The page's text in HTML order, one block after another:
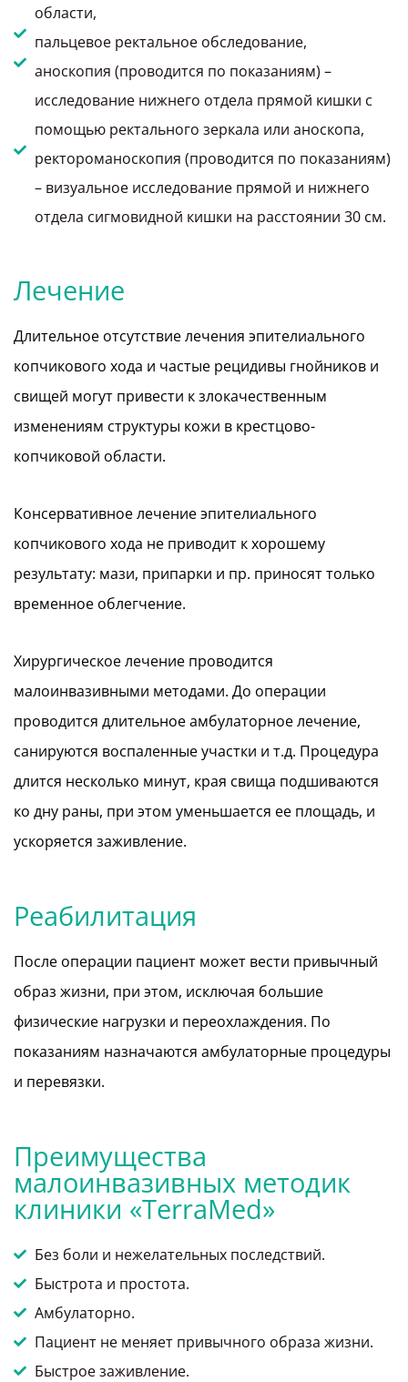
области,
пальцевое ректальное обследование,
аноскопия (проводится по показаниям) –
исследование нижнего отдела прямой кишки с
помощью ректального зеркала или аноскопа,
ректороманоскопия (проводится по показаниям)
– визуальное исследование прямой и нижнего
отдела сигмовидной кишки на расстоянии 30 см.
Лечение
Длительное отсутствие лечения эпителиального
копчикового хода и частые рецидивы гнойников и
свищей могут привести к злокачественным
изменениям структуры кожи в крестцово-
копчиковой области.
Консервативное лечение эпителиального
копчикового хода не приводит к хорошему
результату: мази, припарки и пр. приносят только
временное облегчение.
Хирургическое лечение проводится
малоинвазивными методами. До операции
проводится длительное амбулаторное лечение,
санируются воспаленные участки и т.д. Процедура
длится несколько минут, края свища подшиваются
ко дну раны, при этом уменьшается ее площадь, и
ускоряется заживление.
Реабилитация
После операции пациент может вести привычный
образ жизни, при этом, исключая большие
физические нагрузки и переохлаждения. По
показаниям назначаются амбулаторные процедуры
и перевязки.
Преимущества
малоинвазивных методик
клиники «TerraMed»
Без боли и нежелательных последствий.
Быстрота и простота.
Амбулаторно.
Пациент не меняет привычного образа жизни.
Быстрое заживление.